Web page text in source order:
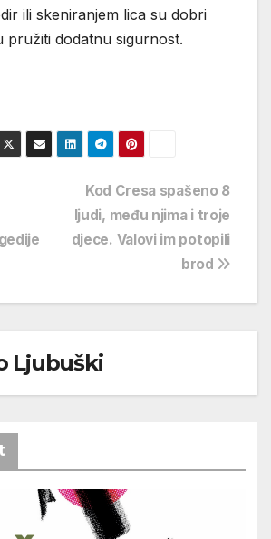
ili skeniranjem lica su dobri
pružiti dodatnu sigurnost.
Kod Cresa spašeno 8
ljudi, među njima i troje
djece. Valovi im potopili
brod
Ljubuški